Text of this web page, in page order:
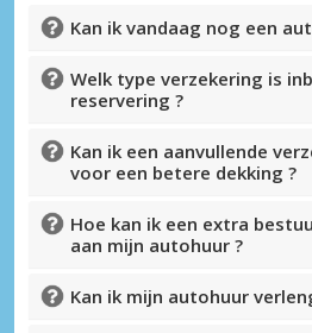
Kan ik vandaag nog een
Welk type verzekering is
reservering ?
Kan ik een aanvullende
voor een betere dekking ?
Hoe kan ik een extra
aan mijn autohuur ?
Kan ik mijn autohuur